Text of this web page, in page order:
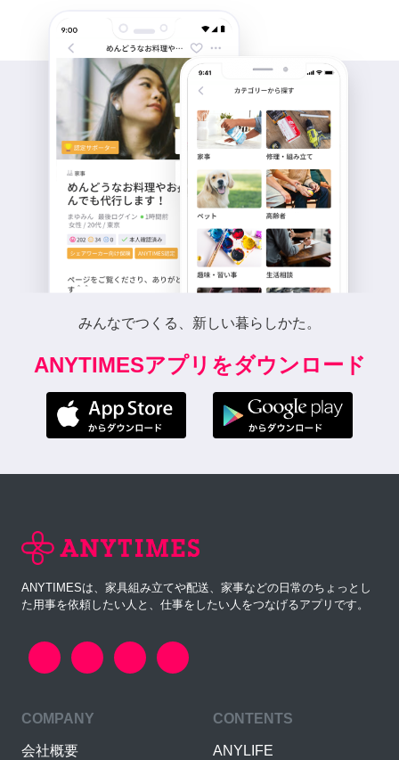
みんなでつくる、新しい暮らしかた。
ANYTIMESアプリをダウンロード
ANYTIMESは、家具組み立てや配送、家事などの日常のちょっとし
た用事を依頼したい人と、仕事をしたい人をつなげるアプリです。
COMPANY
会社概要
CONTENTS
ANYLIFE